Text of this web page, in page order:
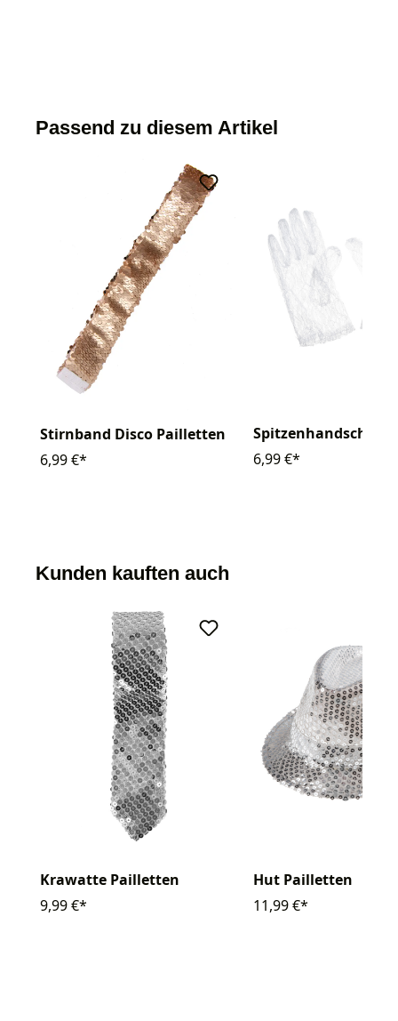
Passend zu diesem Artikel
Stirnband Disco Pailletten
6,99 €*
6,99 €*
Kunden kauften auch
Krawatte Pailletten
9,99 €*
Hut Pailletten
11,99 €*